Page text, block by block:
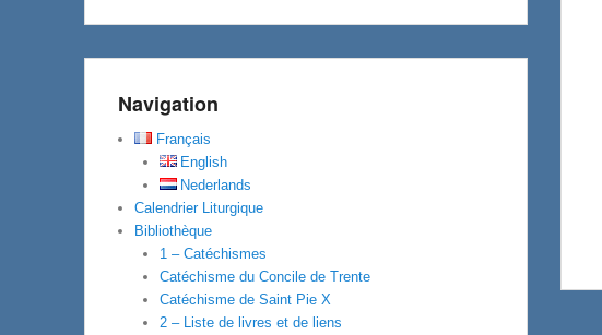
Navigation
Français
English
Nederlands
Calendrier Liturgique
Bibliothèque
1 – Catéchismes
Catéchisme du Concile de Trente
Catéchisme de Saint Pie X
2 – Liste de livres et de liens